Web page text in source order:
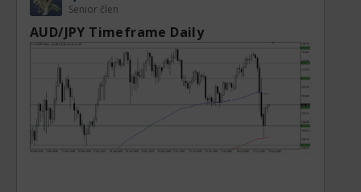
Senior člen
AUD/JPY Timeframe Daily